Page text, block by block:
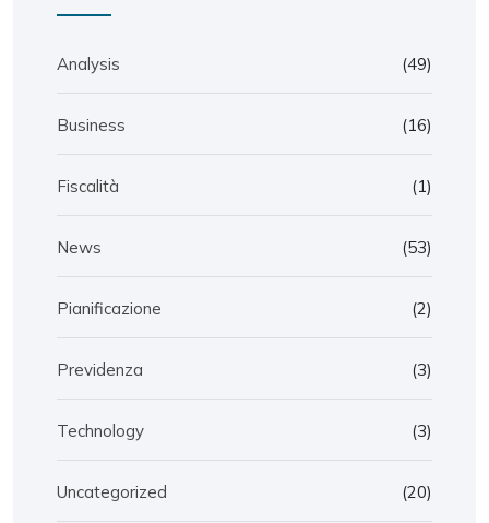
Analysis (49)
Business (16)
Fiscalità (1)
News (53)
Pianificazione (2)
Previdenza (3)
Technology (3)
Uncategorized (20)